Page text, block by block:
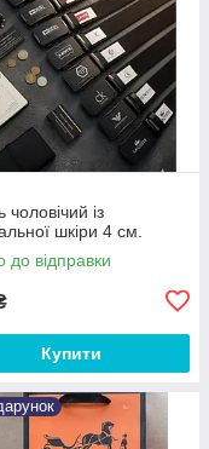
чоловічий із
шкіри 4 см.
до відправки
Купити